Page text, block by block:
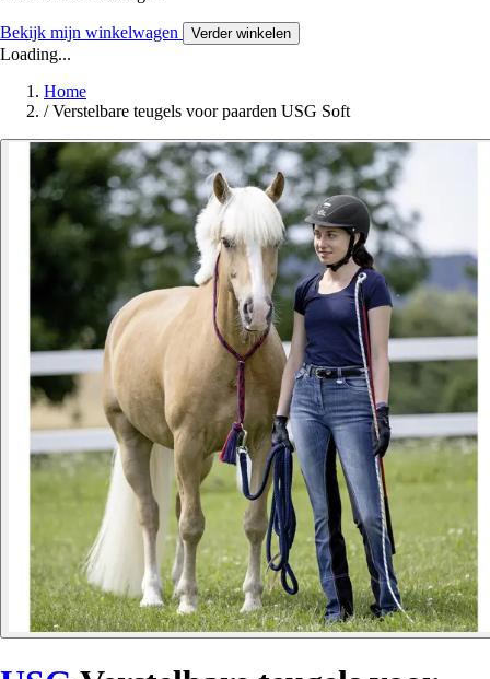
Bekijk mijn winkelwagen Verder winkelen
Loading...
Home
/ Verstelbare teugels voor paarden USG Soft